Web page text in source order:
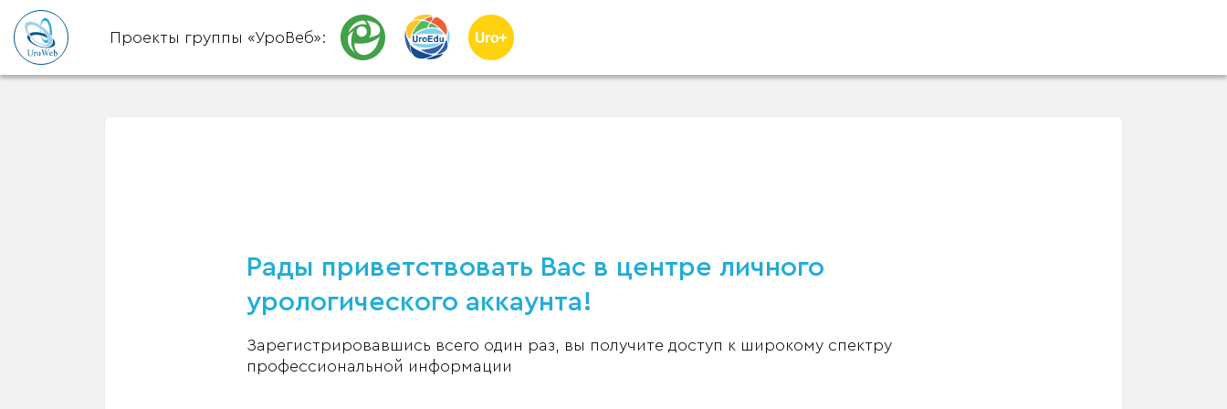
Проекты группы «УроВеб»:
Рады приветствовать Вас в центре личного
урологического аккаунта!
Зарегистрировавшись всего один раз, вы получите доступ к широкому спектру
профессиональной информации